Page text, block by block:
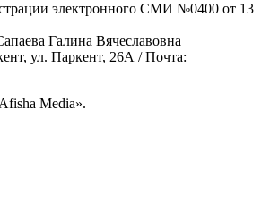
электронного СМИ №0400 от 13
Галина Вячеславовна
ул. Паркент, 26А / Почта:
Media».